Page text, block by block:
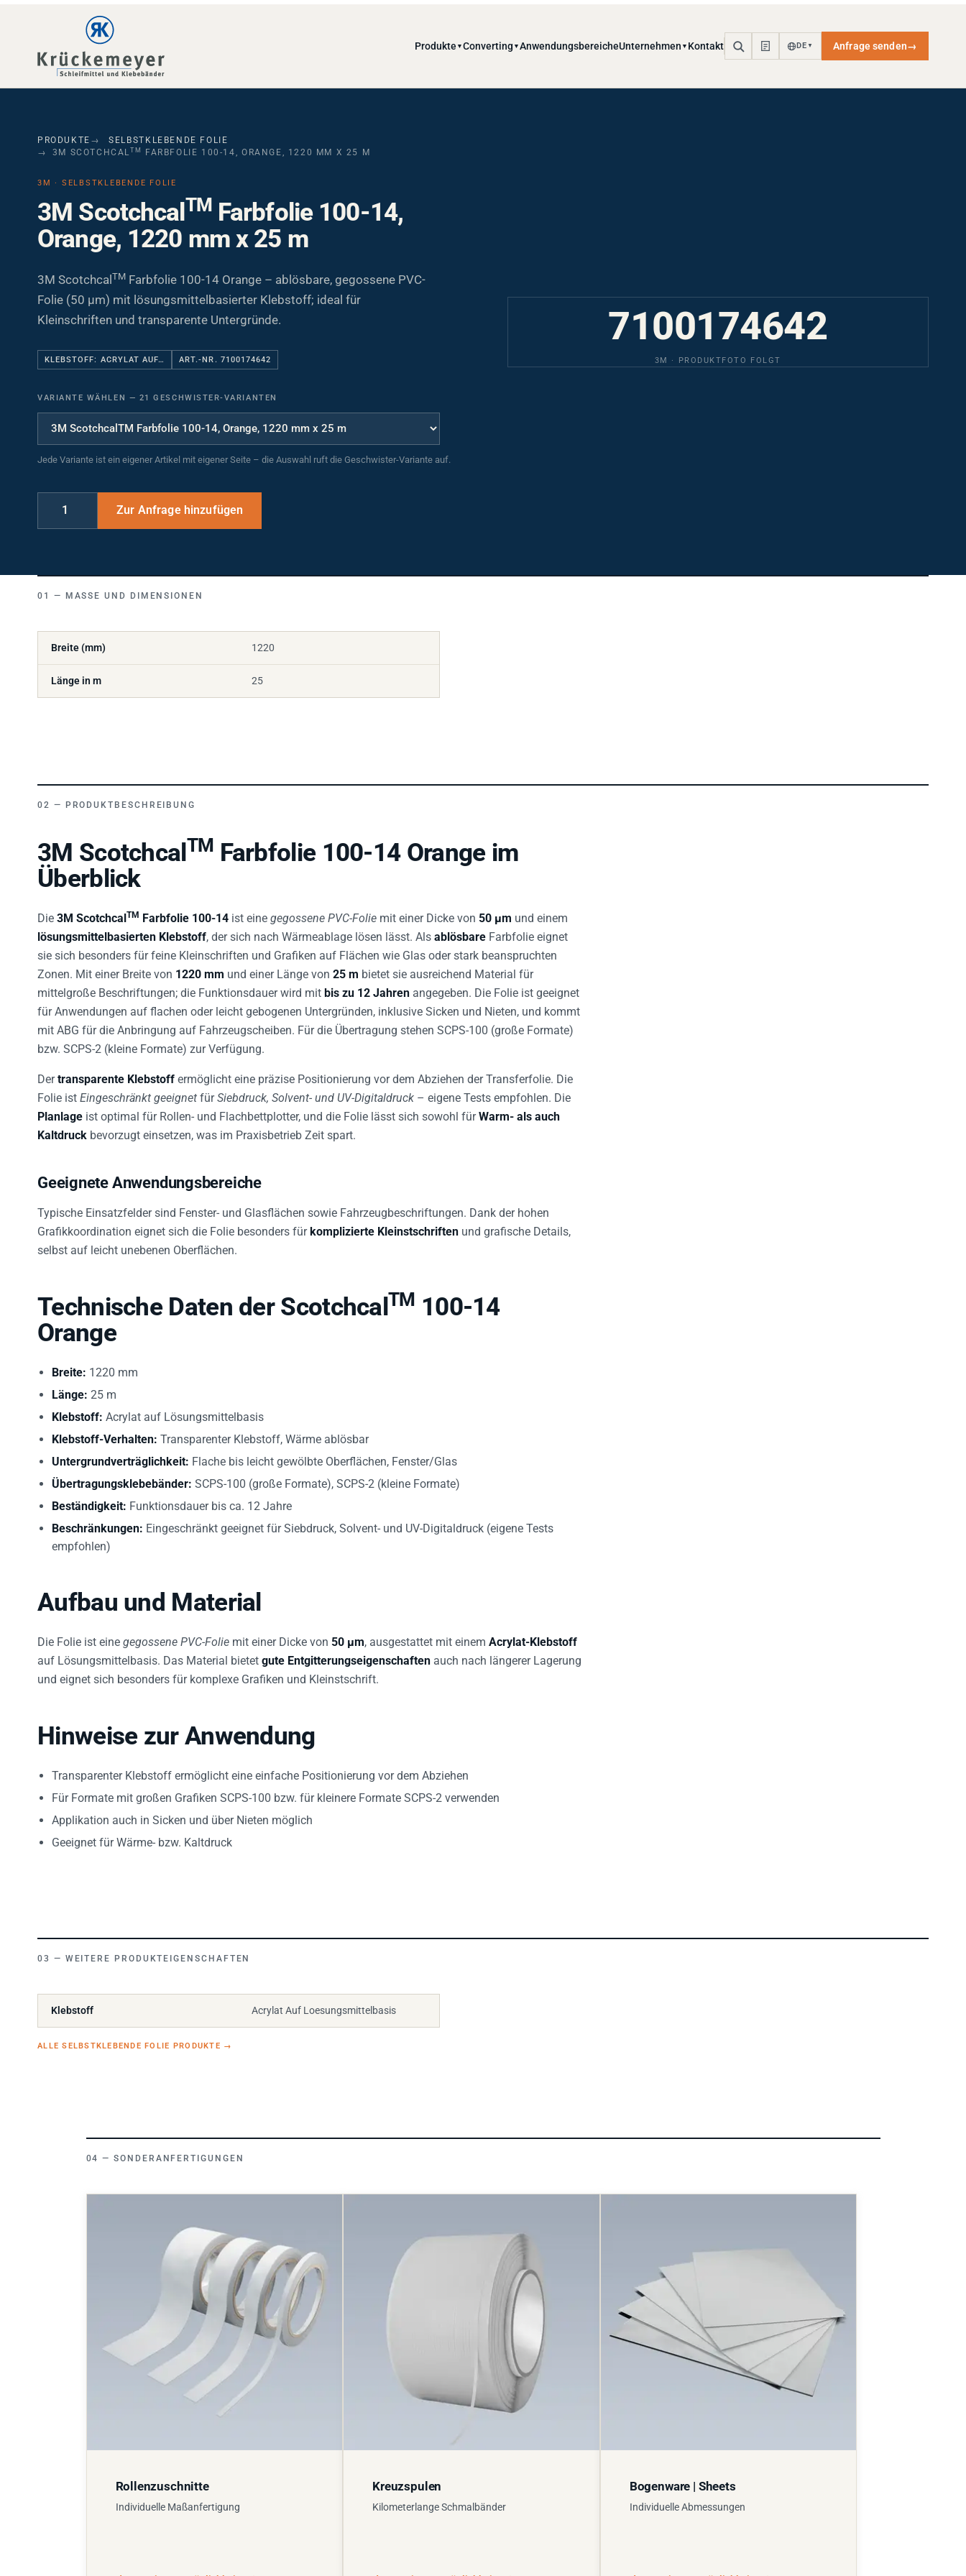
Produkte Converting AnwendungsbereicheUnternehmen Kontakt DE Anfrage senden
PRODUKTE
SELBSTKLEBENDE FOLIE
3M SCOTCHCAL
FARBFOLIE 100-14, ORANGE, 1220 MM X 25 M
3M · SELBSTKLEBENDE FOLIE
3M ScotchcalTMFarbfolie 100-14,
Orange, 1220 mm x 25 m
3M ScotchcalTM Farbfolie 100-14 Orange – ablösbare, gegossene PVC-
Folie (50 µm) mit lösungsmittelbasierter Klebstoff; ideal für
Kleinschriften und transparente Untergründe.
KLEBSTOFF: ACRYLAT AUF… ART.-NR. 7100174642
VARIANTE WÄHLEN 21 GESCHWISTER-VARIANTEN
Jede Variante ist ein eigener Artikel mit eigener Seite – die Auswahl ruft die Geschwister-Variante auf.
7100174642
3M · PRODUKTFOTO FOLGT
MASSE UND DIMENSIONEN
Breite (mm) 1220
Länge in m 25
PRODUKTBESCHREIBUNG
3M ScotchcalTM Farbfolie 100-14 Orange im
Überblick
Die 3M ScotchcalTM Farbfolie 100-14 ist eine gegossene PVC-Folie mit einer Dicke von 50 µm und einem
lösungsmittelbasierten Klebstoff , der sich nach Wärmeablage lösen lässt. Als ablösbare Farbfolie eignet
sie sich besonders für feine Kleinschriften und Grafiken auf Flächen wie Glas oder stark beanspruchten
Zonen. Mit einer Breite von 1220 mm und einer Länge von 25 m bietet sie ausreichend Material für
mittelgroße Beschriftungen; die Funktionsdauer wird mit bis zu 12 Jahren angegeben. Die Folie ist geeignet
für Anwendungen auf flachen oder leicht gebogenen Untergründen, inklusive Sicken und Nieten, und kommt
mit ABG für die Anbringung auf Fahrzeugscheiben. Für die Übertragung stehen SCPS-100 (große Formate)
bzw. SCPS-2 (kleine Formate) zur Verfügung.
Dertransparente Klebstoff ermöglicht eine präzise Positionierung vor dem Abziehen der Transferfolie. Die
Folie ist Eingeschränkt geeignet für Siebdruck, Solvent- und UV-Digitaldruck – eigene Tests empfohlen. Die
Planlage ist optimal für Rollen- und Flachbettplotter, und die Folie lässt sich sowohl fürWarm- als auch
Kaltdruck bevorzugt einsetzen, was im Praxisbetrieb Zeit spart.
Geeignete Anwendungsbereiche
Typische Einsatzfelder sind Fenster- und Glasflächen sowie Fahrzeugbeschriftungen. Dank der hohen
Grafikkoordination eignet sich die Folie besonders fürkomplizierte Kleinstschriften und grafische Details,
selbst auf leicht unebenen Oberflächen.
Technische Daten der ScotchcalTM 100-14
Orange
Breite: 1220 mm
Länge: 25 m
Klebstoff: Acrylat auf Lösungsmittelbasis
Klebstoff-Verhalten: Transparenter Klebstoff, Wärme ablösbar
Untergrundverträglichkeit: Flache bis leicht gewölbte Oberflächen, Fenster/Glas
Übertragungsklebebänder: SCPS-100 (große Formate), SCPS-2 (kleine Formate)
Beständigkeit: Funktionsdauer bis ca. 12 Jahre
Beschränkungen: Eingeschränkt geeignet für Siebdruck, Solvent- und UV-Digitaldruck (eigene Tests
empfohlen)
Aufbau und Material
Die Folie ist eine gegossene PVC-Folie mit einer Dicke von 50 µm , ausgestattet mit einem Acrylat-Klebstoff
auf Lösungsmittelbasis. Das Material bietet gute Entgitterungseigenschaften auch nach längerer Lagerung
und eignet sich besonders für komplexe Grafiken und Kleinstschrift.
Hinweise zur Anwendung
Transparenter Klebstoff ermöglicht eine einfache Positionierung vor dem Abziehen
Für Formate mit großen Grafiken SCPS-100 bzw. für kleinere Formate SCPS-2 verwenden
Applikation auch in Sicken und über Nieten möglich
Geeignet für Wärme- bzw. Kaltdruck
WEITERE PRODUKTEIGENSCHAFTEN
Klebstoff Acrylat Auf Loesungsmittelbasis
ALLE SELBSTKLEBENDE FOLIE PRODUKTE
SONDERANFERTIGUNGEN
Rollenzuschnitte
Individuelle Maßanfertigung
Kreuzspulen
Kilometerlange Schmalbänder
Bogenware | Sheets
Individuelle Abmessungen